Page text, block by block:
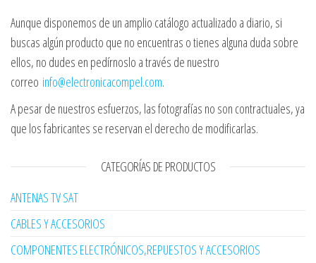
Aunque disponemos de un amplio catálogo actualizado a diario, si
buscas algún producto que no encuentras o tienes alguna duda sobre
ellos, no dudes en pedírnoslo a través de nuestro
correo info@electronicacompel.com.
A pesar de nuestros esfuerzos, las fotografías no son contractuales, ya
que los fabricantes se reservan el derecho de modificarlas.
CATEGORÍAS DE PRODUCTOS
ANTENAS TV SAT
CABLES Y ACCESORIOS
COMPONENTES ELECTRÓNICOS,REPUESTOS Y ACCESORIOS